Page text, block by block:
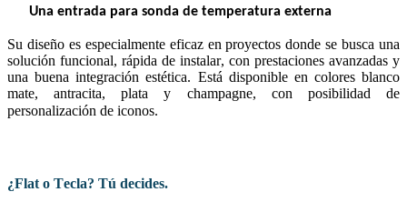
Una entrada para sonda de temperatura externa
Su diseño es especialmente eficaz en proyectos donde se busca una
solución funcional, rápida de instalar, con prestaciones avanzadas y
una buena integración estética. Está disponible en colores blanco
mate, antracita, plata y champagne, con posibilidad de
personalización de iconos.
¿Flat o Tecla? Tú decides.